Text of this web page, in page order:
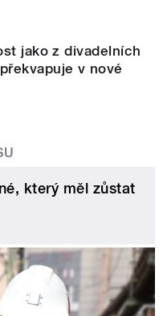
jako z divadelních
v nové
který měl zůstat